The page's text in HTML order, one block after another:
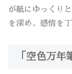
が紙にゆっくり
を深め、感情を
「空色万